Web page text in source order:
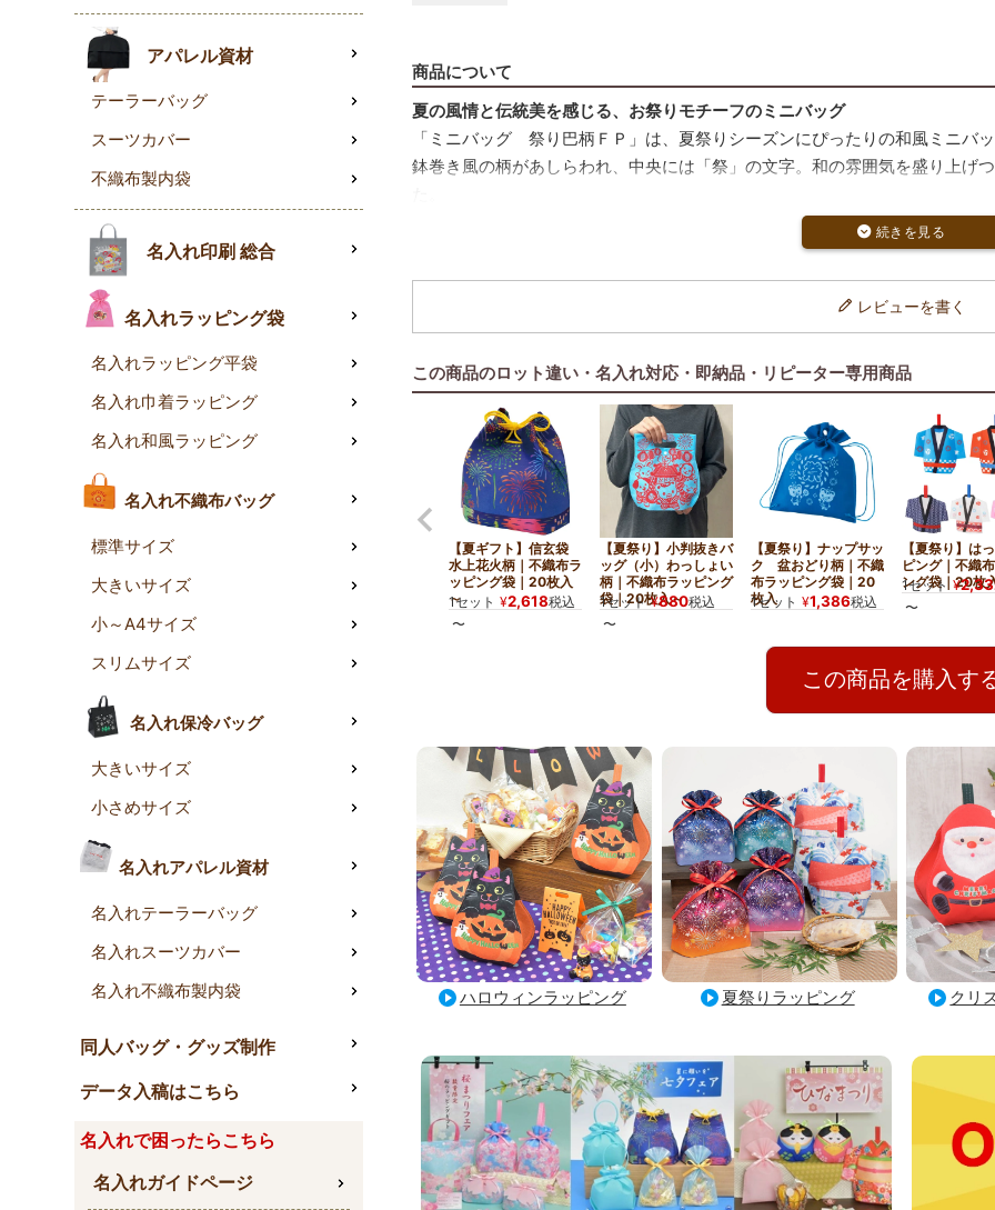
アパレル資材
テーラーバッグ
スーツカバー
不織布製内袋
名入れ印刷 総合
名入れラッピング袋
名入れラッピング平袋
名入れ巾着ラッピング
名入れ和風ラッピング
名入れ不織布バッグ
標準サイズ
大きいサイズ
小～A4サイズ
スリムサイズ
名入れ保冷バッグ
大きいサイズ
小さめサイズ
名入れアパレル資材
名入れテーラーバッグ
名入れスーツカバー
名入れ不織布製内袋
同人バッグ・グッズ制作
データ入稿はこちら
名入れで困ったらこちら
名入れガイドページ
商品について
夏の風情と伝統美を感じる、お祭りモチーフのミニバッグ
「ミニバッグ 祭り巴柄ＦＰ」は、夏祭りシーズンにぴったりの和風ミニバ
鉢巻き風の柄があしらわれ、中央には「祭」の文字。和の雰囲気を盛り上げ
表は赤、裏は青の両面仕様で、ディスプレイの幅も広がります。陳列方法や
にもおすすめです。
袋口はシールで封止できる仕様。イベント配布品やお土産、雑貨のラッピン
うれしい国産品質で安心
国内工場で丁寧に製造された安心の国産品
夏祭りや観光地でのお土産用に人気
外国人観光客にも好まれる和柄デザイン
粋な「祭」デザインと縁起柄を取り入れたミニバッグは、季節のイベントや
20枚入パックです。
レビューを書く
この商品のロット違い・名入れ対応・即納品・リピーター専用商品
【夏ギフト】信玄袋
水上花火柄｜不織布ラ
ッピング袋｜20枚入
～
1セット ¥2,618税込
〜
【夏祭り】小判抜きバ
ッグ（小）わっしょい
柄｜不織布ラッピング
袋｜20枚入～
1セット ¥880税込
〜
【夏祭り】ナップサッ
ク 盆おどり柄｜不織
布ラッピング袋｜20
枚入
1セット ¥1,386税込
【夏祭り】は
ピング｜不織
ング袋｜20枚
1セット ¥
〜
この商品を購入す
ハロウィンラッピング 夏祭りラッピング クリ